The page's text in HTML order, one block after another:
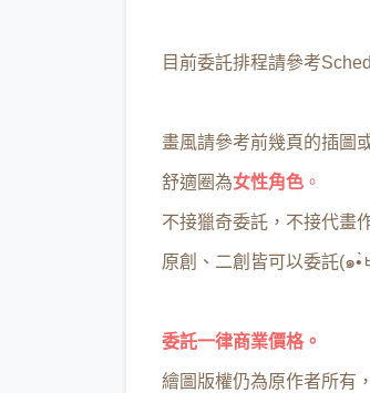
目前委託排程請參考
畫風請參考前幾頁的插圖
舒適圈為女性角色 。
不接獵奇委託，不接代畫
委託一律商業價格。
繪圖版權仍為原作者所有